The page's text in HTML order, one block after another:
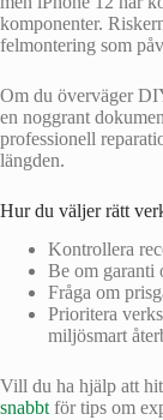
komponenter.
felmontering som
Om du överväger
en noggrant
professionell
längden.
Hur du väljer rätt
Kontrollera
Be om garanti
Fråga om
Prioritera
miljösmart
Vill du ha hjälp att
snabbt för tips om